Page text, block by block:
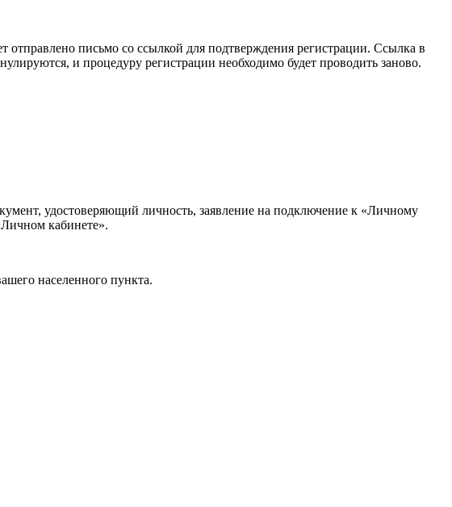
отправлено письмо со ссылкой для подтверждения регистрации. Ссылка в
и процедуру регистрации необходимо будет проводить заново.
удостоверяющий личность, заявление на подключение к «Личному
кабинете».
населенного пункта.